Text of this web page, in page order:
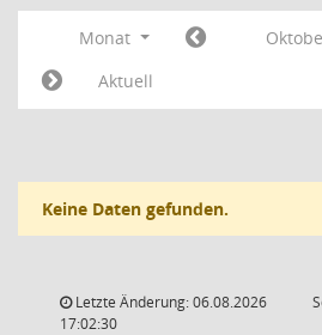
Monat
Aktuell
Keine Daten gefunden.
Letzte Änderung: 06.08.2026
17:02:30